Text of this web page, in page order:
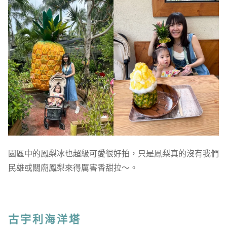
園區中的鳳梨冰也超級可愛很好拍，只是鳳梨真的沒有我們
民雄或關廟鳳梨來得厲害香甜拉～。
古宇利海洋塔